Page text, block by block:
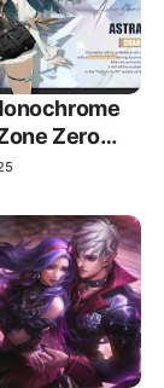
Zero
untuk